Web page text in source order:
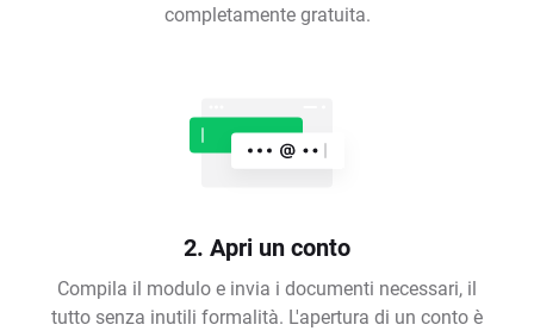
completamente gratuita.
2. Apri un conto
Compila il modulo e invia i documenti necessari, il
tutto senza inutili formalità. L'apertura di un conto è